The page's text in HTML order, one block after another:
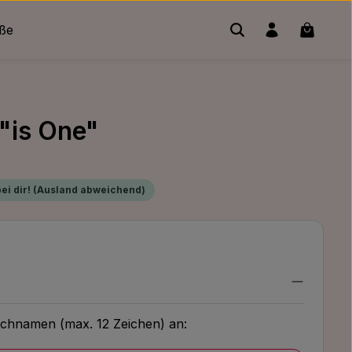
One"
dir! (Ausland abweichend)
(max. 12 Zeichen) an: